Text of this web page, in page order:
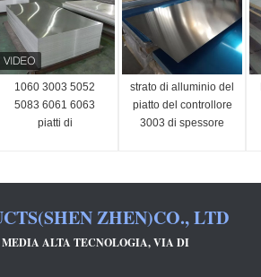
1060 3003 5052
5083 6061 6063
piatti di
strato di alluminio del
piatto del controllore
3003 di spessore
ZHEN)CO., LTD
ALTA TECNOLOGIA, VIA DI